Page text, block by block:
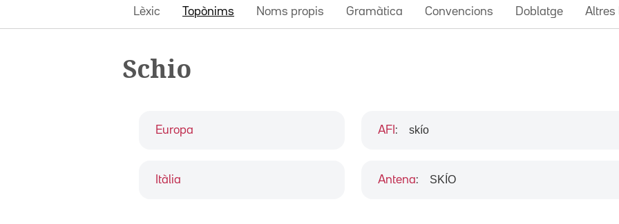
Lèxic Topònims Noms propis Gramàtica Convencions Doblatge Altres
Schio
Europa
Itàlia
AFI : skío
Antena: SKÍO